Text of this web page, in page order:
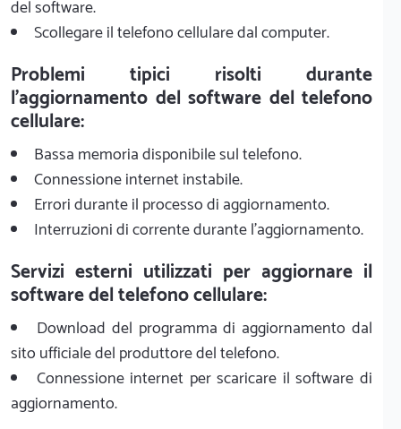
del software.
Scollegare il telefono cellulare dal computer.
Problemi tipici risolti durante
l'aggiornamento del software del telefono
cellulare:
Bassa memoria disponibile sul telefono.
Connessione internet instabile.
Errori durante il processo di aggiornamento.
Interruzioni di corrente durante l'aggiornamento.
Servizi esterni utilizzati per aggiornare il
software del telefono cellulare:
Download del programma di aggiornamento dal
sito ufficiale del produttore del telefono.
Connessione internet per scaricare il software di
aggiornamento.